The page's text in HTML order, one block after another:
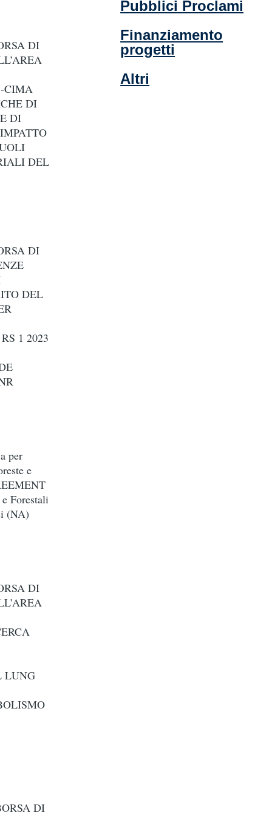
DI
CIMA
DI
DI
DEL
DI
DEL
1 2023
per
e
Forestali
(NA)
DI
LUNG
DI
Pubblici Proclami
Finanziamento
progetti
Altri